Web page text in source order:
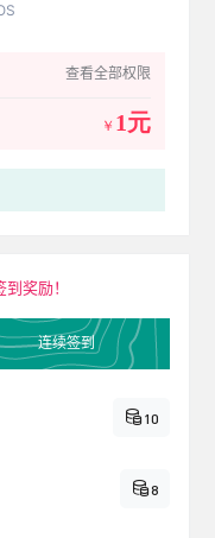
查看全部权限
￥ 1元
奖励！
连续签到
10
8